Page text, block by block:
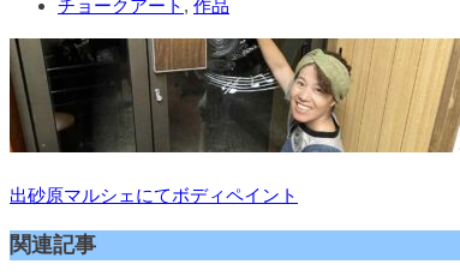
チョークアート , 作品
出砂原マルシェにてボディペイント
関連記事